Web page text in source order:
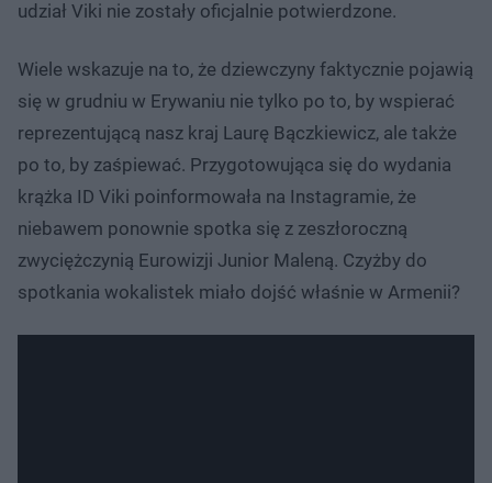
udział Viki nie zostały oficjalnie potwierdzone.
Wiele wskazuje na to, że dziewczyny faktycznie pojawią
się w grudniu w Erywaniu nie tylko po to, by wspierać
reprezentującą nasz kraj Laurę Bączkiewicz, ale także
po to, by zaśpiewać. Przygotowująca się do wydania
krążka ID Viki poinformowała na Instagramie, że
niebawem ponownie spotka się z zeszłoroczną
zwyciężczynią Eurowizji Junior Maleną. Czyżby do
spotkania wokalistek miało dojść właśnie w Armenii?